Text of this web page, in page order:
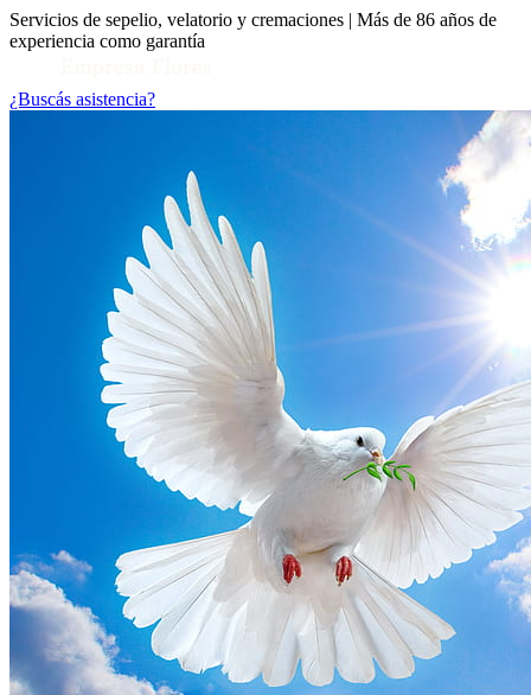
Servicios de sepelio, velatorio y cremaciones | Más de 86 años de
experiencia como garantía
Toggle Conocenos submenu
¿Buscás asistencia?